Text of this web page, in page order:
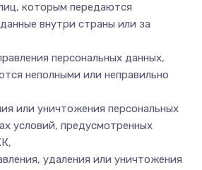
которым передаются
внутри страны или за
персональных данных,
неполными или неправильно
или уничтожения персональных
условий, предусмотренных
удаления или уничтожения